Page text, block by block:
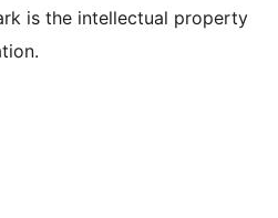
is the intellectual property